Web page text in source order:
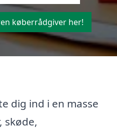
køberrådgiver her!
dig ind i en masse
skøde,